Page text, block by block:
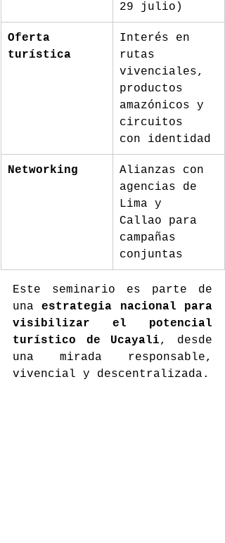
29 julio)
Oferta
turística
Interés en
rutas
vivenciales,
productos
amazónicos y
circuitos
con identidad
Networking
Alianzas con
agencias de
Lima y
Callao para
campañas
conjuntas
Este seminario es parte de
una estrategia nacional para
visibilizar el potencial
turístico de Ucayali, desde
una mirada responsable,
vivencial y descentralizada.